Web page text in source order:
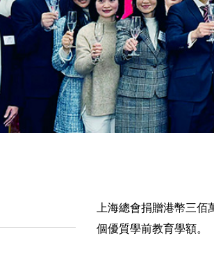
上海總會捐贈港幣三
個優質學前教育學額。